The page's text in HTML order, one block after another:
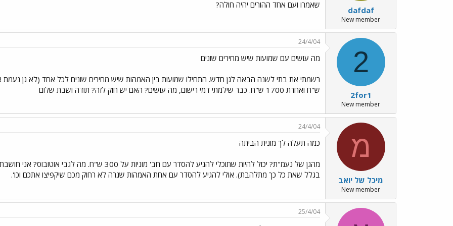
dafdaf
New member
שאמרו ועם אחד ההורים יהיה חולה?
2
2for1
New member
24/4/04
מה עושים עם שמועות שיש מחירים שונים
ש"ח ואחרת 1700 ש"ח. כבר שילמתי דמי רישום, מה עושים? האם יש חוק לזה? תודה ושבת שלום
מ
מיכל של יואב
New member
24/4/04
כמה תעלה לך מונית הביתה
מהגן של נעמ"ת? יכול להיות שתוכלי להגיע להסדר עם חב'
בגלל שאת כל כך מתלהבת). אולי להגיע להסדר עם אחת האמהות שגרה לא רחוק מכם שיקפיצו אתכם וכו'.
25/4/04